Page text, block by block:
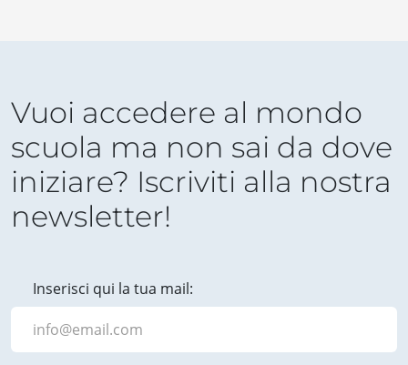
Vuoi accedere al mondo
scuola ma non sai da dove
iniziare? Iscriviti alla nostra
newsletter!
Inserisci qui la tua mail: